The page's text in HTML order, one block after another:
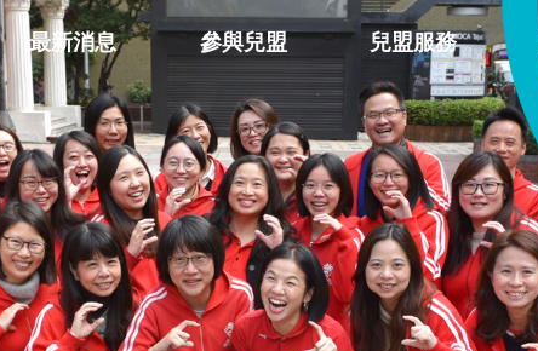
最新消息 參與兒盟 兒盟服務